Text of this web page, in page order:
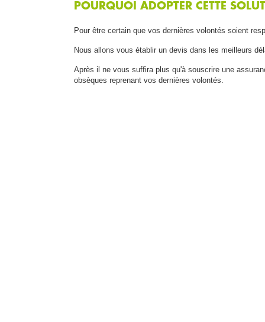
POURQUOI ADOPTER CETTE
Pour être certain que vos dernières volontés soient
Nous allons vous établir un devis dans les meilleurs
Après il ne vous suffira plus qu'à souscrire une
obsèques reprenant vos dernières volontés.